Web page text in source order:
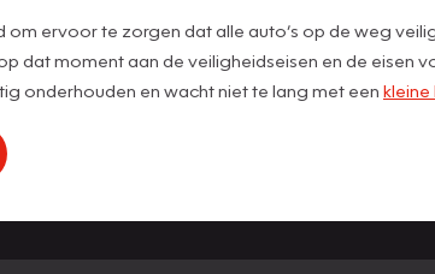
ervoor te zorgen dat alle auto’s op de weg
dat moment aan de veiligheidseisen en de eisen
onderhouden en wacht niet te lang met een kleine